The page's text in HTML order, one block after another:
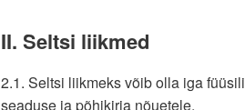
II. Seltsi liikmed
2.1. Seltsi liikmeks võib olla iga
seaduse ja põhikirja nõuetele.